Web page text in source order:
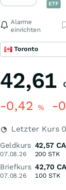
ETF
Alarme
einrichten
Toronto
42,61
-0,42 % -
Letzter Kurs
Geldkurs
07.08.26
42,57
200 STK
Briefkurs
07.08.26
42,70
100STK